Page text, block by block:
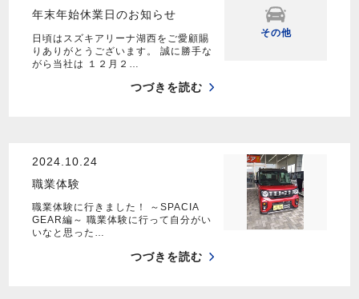
年末年始休業日のお知らせ
日頃はスズキアリーナ湖西をご愛顧賜
りありがとうございます。 誠に勝手な
がら当社は １２月２…
つづきを読む
その他
2024.10.24
職業体験
職業体験に行きました！ ～SPACIA
GEAR編～ 職業体験に行って自分がい
いなと思った…
つづきを読む